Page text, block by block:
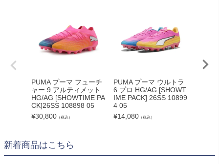
PUMA プーマ フューチ
ャー 9 アルティメット
HG/AG [SHOWTIME PA
CK]26SS 108898 05
¥30,800 （税込）
PUMA プーマ ウルトラ
6 プロ HG/AG [SHOWT
IME PACK] 26SS 10899
4 05
¥14,080 （税込）
新着商品はこちら